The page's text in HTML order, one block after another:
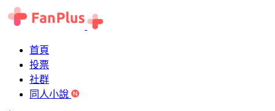
首頁
投票
社群
同人小說